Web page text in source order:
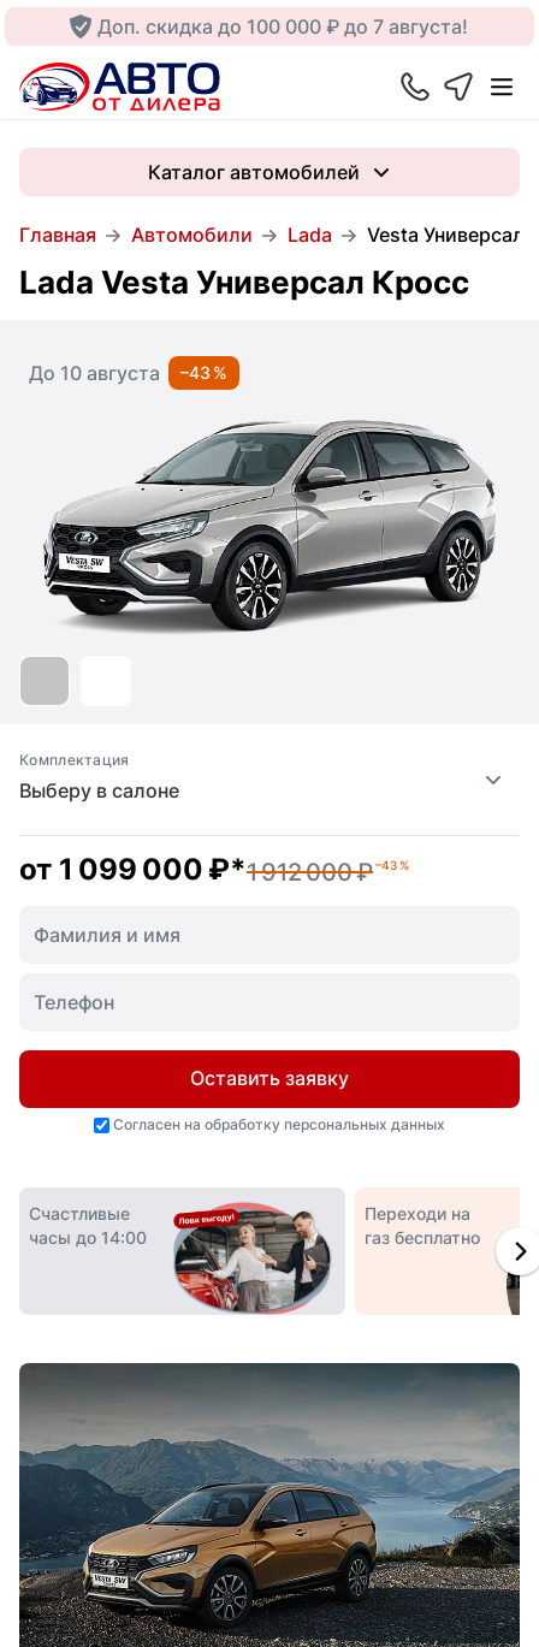
Доп. скидка до 100 000 ₽ до 7 августа!
Главная Автомобили Lada Vesta Универсал
Каталог автомобилей
Lada Vesta Универсал Кросс
До 10 августа –43 %
Выберу в салоне
Комплектация
от 1 099 000 ₽*1 912 000 ₽–43 %
Оставить заявку
Согласен на обработку персональных данных
Счастливые
часы до 14:00
Переходи на
газ бесплатно